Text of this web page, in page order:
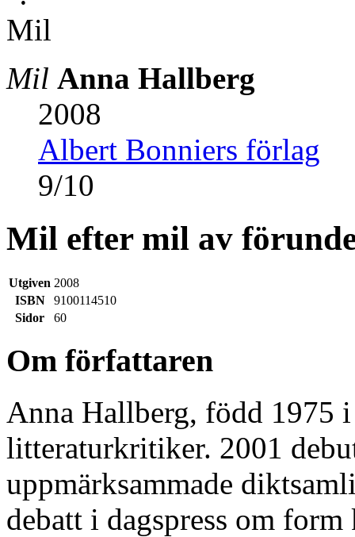
Mil Anna Hallberg
2008
Albert Bonniers förlag
9/10
Mil efter mil av
Utgiven 2008
ISBN
9100114510
Sidor
60
Om författaren
Anna Hallberg, född 1975
litteraturkritiker. 2001
uppmärksammade
debatt i dagspress om